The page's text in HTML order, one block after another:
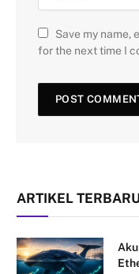
Save my name,
for the next time I
ARTIKEL